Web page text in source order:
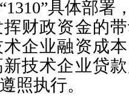
具体部署
财政资金的
企业融资成
技术企业贷
照执行。